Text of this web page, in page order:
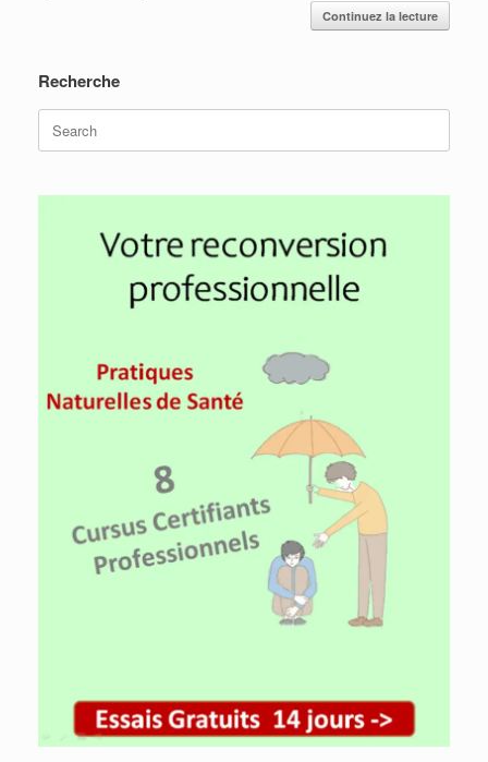
Continuez la lecture
Recherche
Search
for: